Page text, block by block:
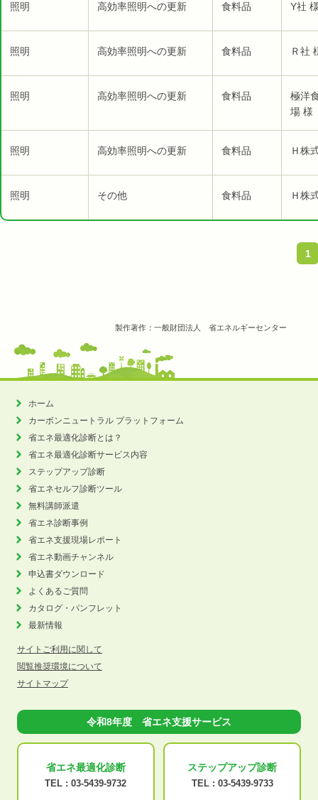
照明 高効率照明への更新 食料品 Y社
照明 高効率照明への更新 食料品 Ｒ社
照明 高効率照明への更新 食料品
極洋
場 様
照明 高効率照明への更新 食料品 Ｈ株
照明 その他 食料品 Ｈ株
1
製作著作：一般財団法人 省エネルギーセンター
ホーム
カーボンニュートラル プラットフォーム
省エネ最適化診断とは？
省エネ最適化診断サービス内容
ステップアップ診断
省エネセルフ診断ツール
無料講師派遣
省エネ診断事例
省エネ支援現場レポート
省エネ動画チャンネル
申込書ダウンロード
よくあるご質問
カタログ・パンフレット
最新情報
サイトご利用に関して
閲覧推奨環境について
サイトマップ
令和8年度 省エネ支援サービス
省エネ最適化診断
TEL : 03-5439-9732
ステップアップ診断
TEL : 03-5439-9733